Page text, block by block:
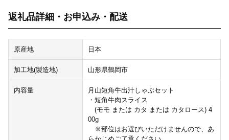
返礼品詳細・お申込み・配送
原産地 日本
加工地(製造地) 山形県鶴岡市
内容量
月山短角牛出汁しゃぶセット
・短角牛肉スライス
(モモ または カタ または カタロース) 4
00g
※部位はお選びいただけませんので、あ